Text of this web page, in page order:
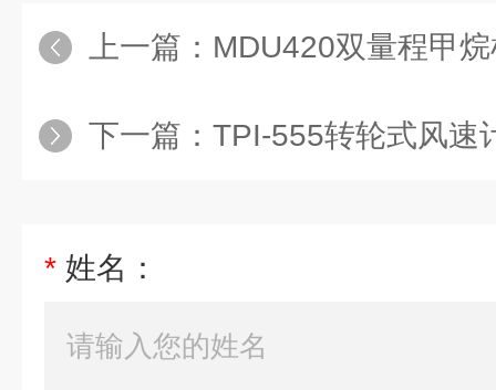
上一篇： MDU420双量程甲
下一篇： TPI-555转轮式风速
* 姓名：